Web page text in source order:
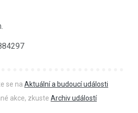
se na Aktuální a budoucí události
akce, zkuste Archiv událostí